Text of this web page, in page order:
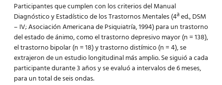
Participantes que cumplen con los criterios del Manual
Diagnóstico y Estadístico de los Trastornos Mentales (4ª ed., DSM
– IV; Asociación Americana de Psiquiatría, 1994) para un trastorno
del estado de ánimo, como el trastorno depresivo mayor (n = 138),
el trastorno bipolar (n = 18) y trastorno distímico (n = 4), se
extrajeron de un estudio longitudinal más amplio. Se siguió a cada
participante durante 3 años y se evaluó a intervalos de 6 meses,
para un total de seis ondas.